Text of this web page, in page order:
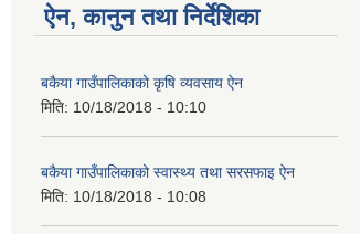
ऐन, कानुन तथा निर्देशिका
बकैया गाउँपालिकाको कृषि व्यवसाय ऐन
मिति: 10/18/2018 - 10:10
बकैया गाउँपालिकाको स्वास्थ्य तथा सरसफाइ ऐन
मिति: 10/18/2018 - 10:08